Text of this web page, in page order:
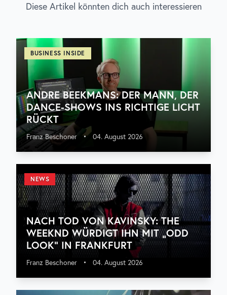
Diese Artikel könnten dich auch interessieren
BUSINESS INSIDE
ANDRE BEEKMANS: DER MANN, DER
DANCE-SHOWS INS RICHTIGE LICHT
RÜCKT
Franz Beschoner • 04. August 2026
NEWS
NACH TOD VON KAVINSKY: THE
WEEKND WÜRDIGT IHN MIT „ODD
LOOK“ IN FRANKFURT
Franz Beschoner • 04. August 2026